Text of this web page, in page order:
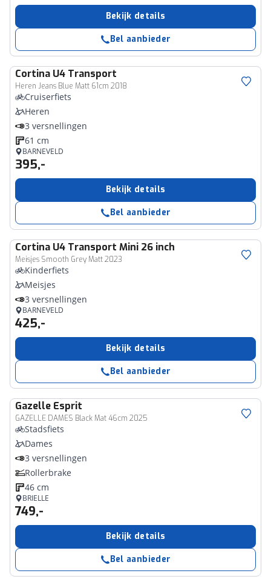
Bekijk details
Bel aanbieder
Cortina U4 Transport
Heren Jeans Blue Matt 61cm 2018
Cruiserfiets
Heren
3 versnellingen
61 cm
BARNEVELD
395,-
Bekijk details
Bel aanbieder
Cortina U4 Transport Mini 26 inch
Meisjes Smooth Grey Matt 2023
Kinderfiets
Meisjes
3 versnellingen
BARNEVELD
425,-
Bekijk details
Bel aanbieder
Gazelle Esprit
GAZELLE DAMES Black Mat 46cm 2025
Stadsfiets
Dames
3 versnellingen
Rollerbrake
46 cm
BRIELLE
749,-
Bekijk details
Bel aanbieder